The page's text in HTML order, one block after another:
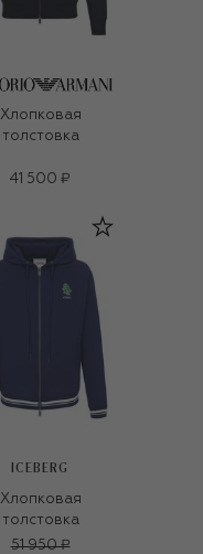
Хлопковая
толстовка
41 500 ₽
ICEBERG
Хлопковая
толстовка
51 950 ₽